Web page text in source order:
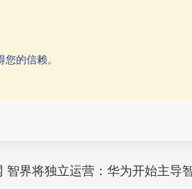
的信赖。
智界将独立运营：华为开始主导